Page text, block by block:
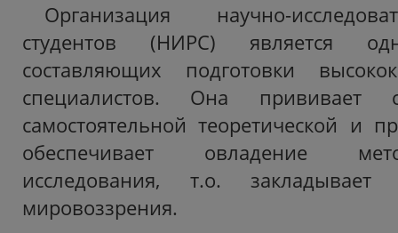
Организация научно-
студентов (НИРС) является
составляющих подготовки
специалистов. Она прививает
самостоятельной теоретической и
обеспечивает овладение
исследования, т.о.
мировоззрения.